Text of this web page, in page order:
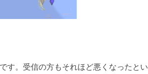
す。受信の方もそれほど悪くなったとい